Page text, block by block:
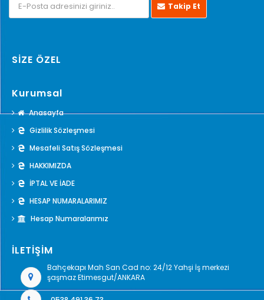
Takip Et
SİZE ÖZEL
Kurumsal
Anasayfa
Gizlilik Sözleşmesi
Mesafeli Satış Sözleşmesi
HAKKIMIZDA
İPTAL VE İADE
HESAP NUMARALARIMIZ
Hesap Numaralarımız
İLETİŞİM
Bahçekapı Mah San Cad no: 24/12 Yahşi İş merkezi
şaşmaz Etimesgut/ANKARA